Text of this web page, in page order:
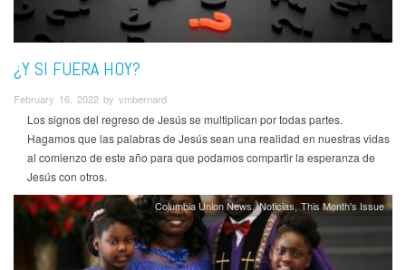
¿Y SI FUERA HOY?
February 16, 2022 by vmbernard
Los signos del regreso de Jesús se multiplican por todas partes.
Hagamos que las palabras de Jesús sean una realidad en nuestras vidas
al comienzo de este año para que podamos compartir la esperanza de
Jesús con otros.
Columbia Union News Noticias This Month's Issue